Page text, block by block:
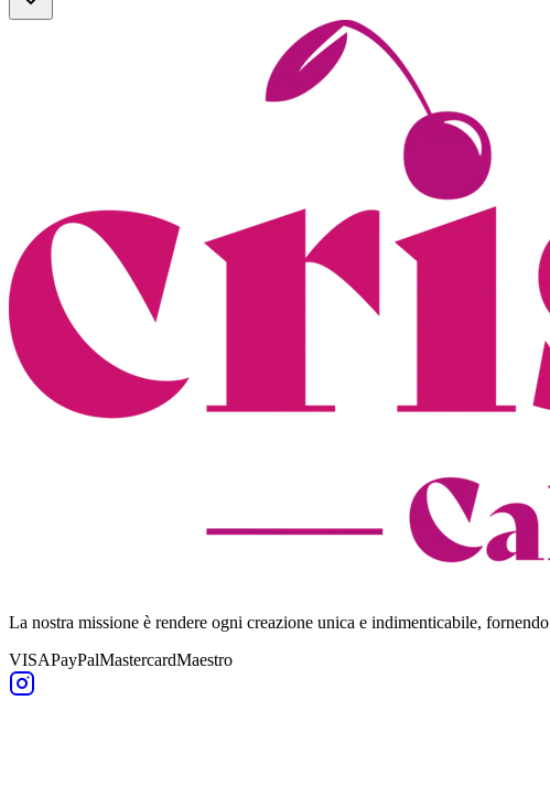
La nostra missione è rendere ogni creazione unica e indimenticabile, fornendo
VISAPayPalMastercardMaestro